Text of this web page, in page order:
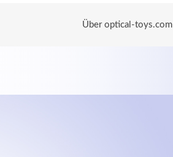
Über optical-toys.com
Modern & Simple